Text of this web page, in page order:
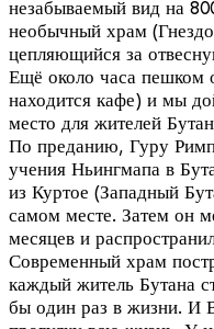
незабываемый вид на
необычный храм
цепляющийся за
Ещё около часа пешком
находится кафе) и мы
место для жителей
По преданию, Гуру
учения Ньингмапа в
из Куртое (Западный
самом месте. Затем он
месяцев и
Современный храм
каждый житель Бутана
бы один раз в жизни. И